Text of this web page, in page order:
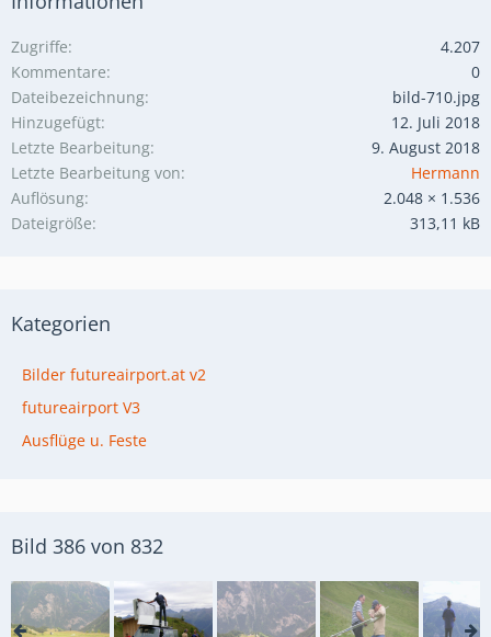
Zugriffe
4.207
Kommentare
0
Dateibezeichnung
bild-710.jpg
Hinzugefügt
12. Juli 2018
Letzte Bearbeitung
9. August 2018
Letzte Bearbeitung von
Hermann
Auflösung
2.048 × 1.536
Dateigröße
313,11 kB
Kategorien
Bilder futureairport.at v2
futureairport V3
Ausflüge u. Feste
Bild 386 von 832